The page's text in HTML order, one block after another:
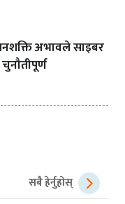
अभावले साइबर
सबै हेर्नुहोस्